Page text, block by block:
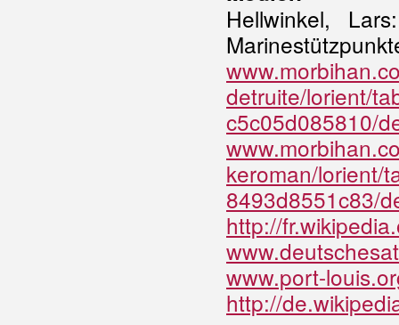
Hellwinkel,
detruite/lorient/
c5c05d085810/
keroman/lorient/
8493d8551c83/
http://
www.port-
http://